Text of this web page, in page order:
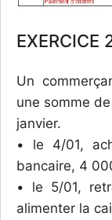
EXERCICE
Un
une somme
janvier.
• le 4/01,
bancaire, 4
• le 5/01,
alimenter la